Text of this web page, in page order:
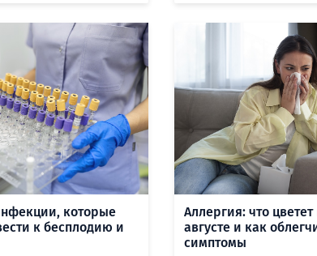
которые
к бесплодию и
Аллергия: что
августе и как
симптомы